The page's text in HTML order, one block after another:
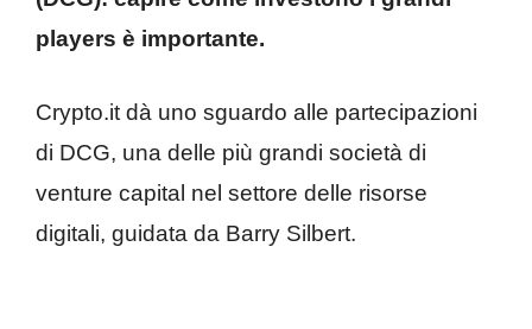
players è importante.
Crypto.it dà uno sguardo alle partecipazioni
di DCG, una delle più grandi società di
venture capital nel settore delle risorse
digitali, guidata da Barry Silbert.